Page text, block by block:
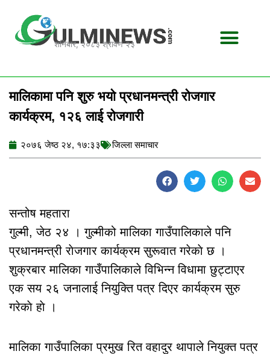
content
शनिबार, २०८३ श्रावण २३
मालिकामा पनि शुरु भयो प्रधानमन्त्री राेजगार
कार्यक्रम, १२६ लाई राेजगारी
२०७६ जेष्ठ २४, १७:३३ जिल्ला समाचार
सन्तोष महतारा
गुल्मी, जेठ २४ । गुल्मीको मालिका गाउँपालिकाले पनि
प्रधानमन्त्री राेजगार कार्यक्रम सुरूवात गरेकाे छ ।
शुक्रबार मालिका गाउँपालिकाले विभिन्न विधामा छुट्टाएर
एक सय २६ जनालाई नियुक्ति पत्र दिएर कार्यक्रम सुरु
गरेकाे हाे ।
मालिका गाउँपालिका प्रमुख रित वहादुर थापाले नियुक्त पत्र